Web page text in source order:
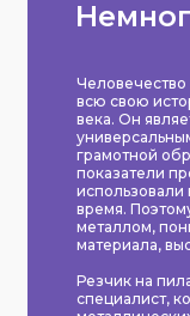
всю свою
века. Он
грамотной
показатели
использовали
время.
металлом,
материала,
Резчик на
специалист,